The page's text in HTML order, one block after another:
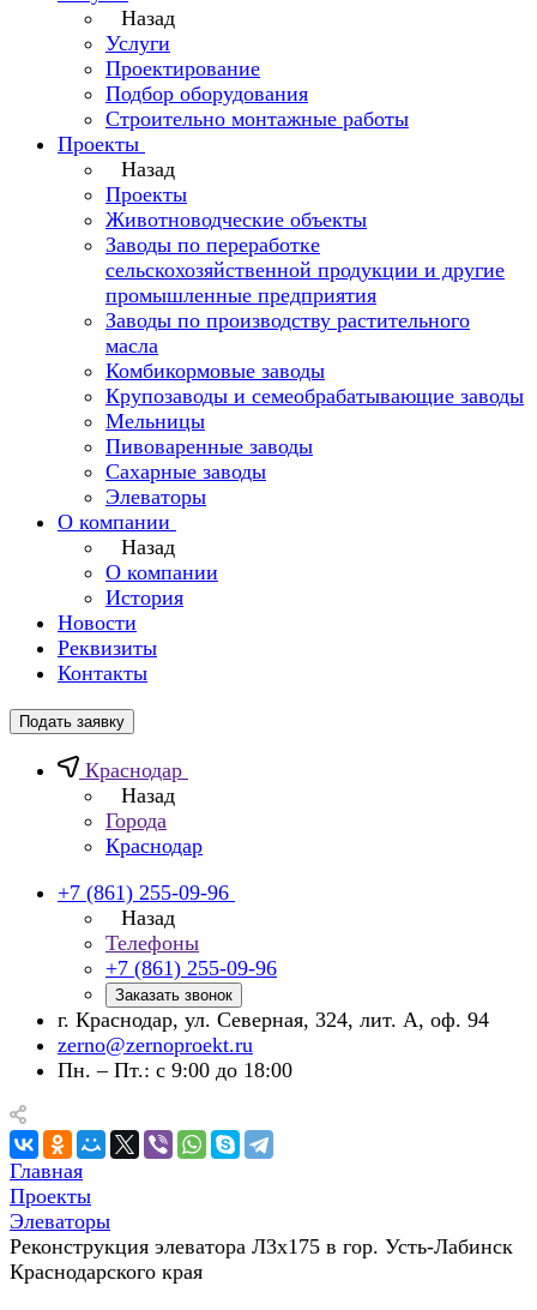
Назад
Услуги
Проектирование
Подбор оборудования
Строительно монтажные работы
Проекты
Назад
Проекты
Животноводческие объекты
Заводы по переработке
сельскохозяйственной продукции и другие
промышленные предприятия
Заводы по производству растительного
масла
Комбикормовые заводы
Крупозаводы и семеобрабатывающие заводы
Мельницы
Пивоваренные заводы
Сахарные заводы
Элеваторы
О компании
Назад
О компании
История
Новости
Реквизиты
Контакты
Подать заявку
Краснодар
Назад
Города
Краснодар
+7 (861) 255-09-96
Назад
Телефоны
+7 (861) 255-09-96
Заказать звонок
г. Краснодар, ул. Северная, 324, лит. А, оф. 94
zerno@zernoproekt.ru
Пн. – Пт.: с 9:00 до 18:00
Главная
Проекты
Элеваторы
Реконструкция элеватора Л3х175 в гор. Усть-Лабинск
Краснодарского края